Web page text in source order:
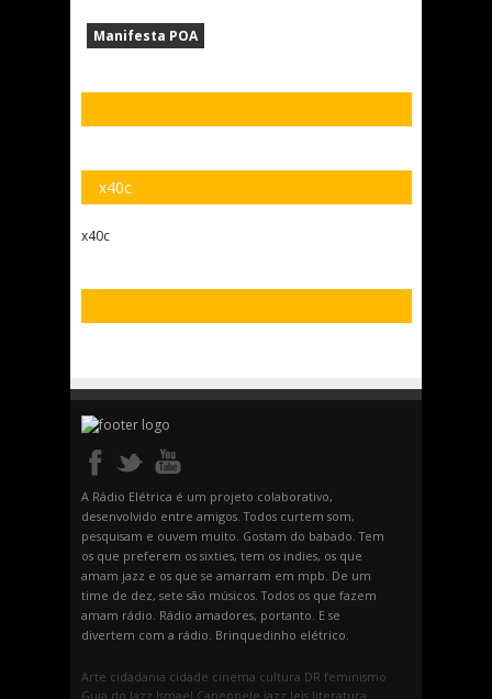
Manifesta POA
x40c
x40c
A Rádio Elétrica é um projeto colaborativo,
desenvolvido entre amigos. Todos curtem som,
pesquisam e ouvem muito. Gostam do babado. Tem
os que preferem os sixties, tem os indies, os que
amam jazz e os que se amarram em mpb. De um
time de dez, sete são músicos. Todos os que fazem
amam rádio. Rádio amadores, portanto. E se
divertem com a rádio. Brinquedinho elétrico.
Arte cidadania cidade cinema cultura DR feminismo
Guia do Jazz Ismael Caneppele jazz leis literatura